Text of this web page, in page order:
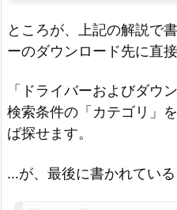
ところが、上記の解説で
ーのダウンロード先に直
「ドライバーおよびダウ
検索条件の「カテゴリ」
ば探せます。
…が、最後に書かれている